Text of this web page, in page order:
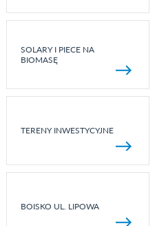
SOLARY I PIECE NA
BIOMASĘ
TERENY INWESTYCYJNE
BOISKO UL. LIPOWA